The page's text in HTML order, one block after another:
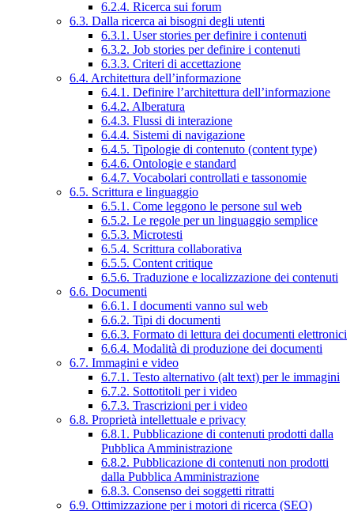
6.2.4. Ricerca sui forum
6.3. Dalla ricerca ai bisogni degli utenti
6.3.1. User stories per definire i contenuti
6.3.2. Job stories per definire i contenuti
6.3.3. Criteri di accettazione
6.4. Architettura dell’informazione
6.4.1. Definire l’architettura dell’informazione
6.4.2. Alberatura
6.4.3. Flussi di interazione
6.4.4. Sistemi di navigazione
6.4.5. Tipologie di contenuto (content type)
6.4.6. Ontologie e standard
6.4.7. Vocabolari controllati e tassonomie
6.5. Scrittura e linguaggio
6.5.1. Come leggono le persone sul web
6.5.2. Le regole per un linguaggio semplice
6.5.3. Microtesti
6.5.4. Scrittura collaborativa
6.5.5. Content critique
6.5.6. Traduzione e localizzazione dei contenuti
6.6. Documenti
6.6.1. I documenti vanno sul web
6.6.2. Tipi di documenti
6.6.3. Formato di lettura dei documenti elettronici
6.6.4. Modalità di produzione dei documenti
6.7. Immagini e video
6.7.1. Testo alternativo (alt text) per le immagini
6.7.2. Sottotitoli per i video
6.7.3. Trascrizioni per i video
6.8. Proprietà intellettuale e privacy
6.8.1. Pubblicazione di contenuti prodotti dalla
Pubblica Amministrazione
6.8.2. Pubblicazione di contenuti non prodotti
dalla Pubblica Amministrazione
6.8.3. Consenso dei soggetti ritratti
6.9. Ottimizzazione per i motori di ricerca (SEO)